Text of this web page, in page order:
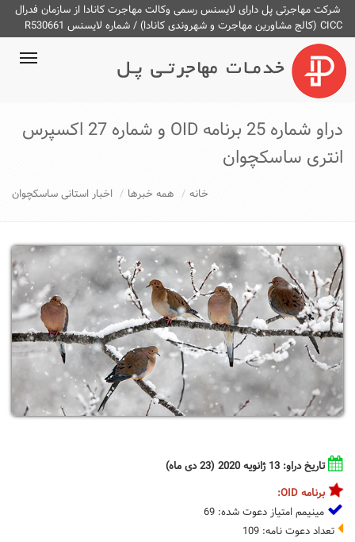
شرکت مهاجرتی پل دارای لایسنس رسمی وکالت مهاجرت کانادا از سازمان فدرال
CICC (کالج مشاورین مهاجرت و شهروندی کانادا) / شماره لایسنس R530661
دراو شماره 25 برنامه OID و شماره 27 اکسپرس
انتری ساسکچوان
خانه همه خبرها اخبار استانی ساسکچوان
تاریخ دراو: 13 ژانویه 2020 (23 دی ماه)
برنامه OID:
مینیمم امتیاز دعوت شده: 69
تعداد دعوت نامه: 109